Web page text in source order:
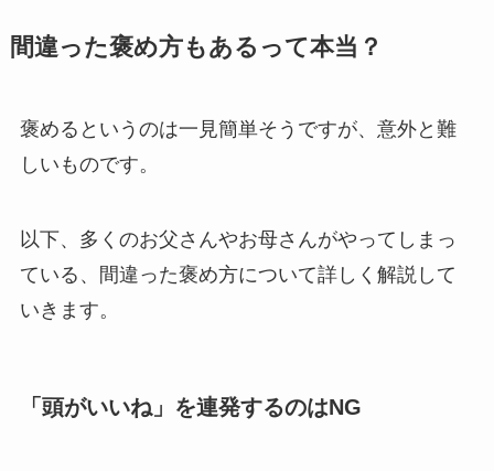
間違った褒め方もあるって本当？
褒めるというのは一見簡単そうですが、意外と難
しいものです。
以下、多くのお父さんやお母さんがやってしまっ
ている、間違った褒め方について詳しく解説して
いきます。
「頭がいいね」を連発するのはNG